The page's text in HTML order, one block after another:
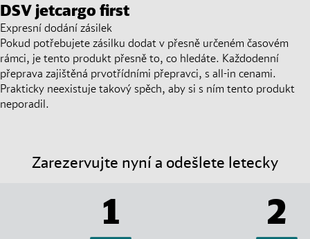
DSV jetcargo first
Expresní dodání zásilek
Pokud potřebujete zásilku dodat v přesně určeném časovém
rámci, je tento produkt přesně to, co hledáte. Každodenní
přeprava zajištěná prvotřídními přepravci, s all-in cenami.
Prakticky neexistuje takový spěch, aby si s ním tento produkt
neporadil.
Zarezervujte nyní a odešlete letecky
1 2